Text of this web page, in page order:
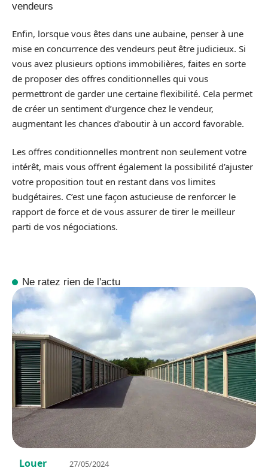
vendeurs
Enfin, lorsque vous êtes dans une aubaine, penser à une
mise en concurrence des vendeurs peut être judicieux. Si
vous avez plusieurs options immobilières, faites en sorte
de proposer des offres conditionnelles qui vous
permettront de garder une certaine flexibilité. Cela permet
de créer un sentiment d’urgence chez le vendeur,
augmentant les chances d’aboutir à un accord favorable.
Les offres conditionnelles montrent non seulement votre
intérêt, mais vous offrent également la possibilité d’ajuster
votre proposition tout en restant dans vos limites
budgétaires. C’est une façon astucieuse de renforcer le
rapport de force et de vous assurer de tirer le meilleur
parti de vos négociations.
Ne ratez rien de l'actu
Louer 27/05/2024